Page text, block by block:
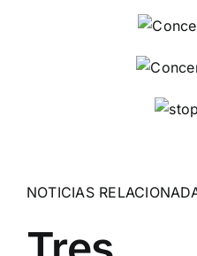
NOTICIAS